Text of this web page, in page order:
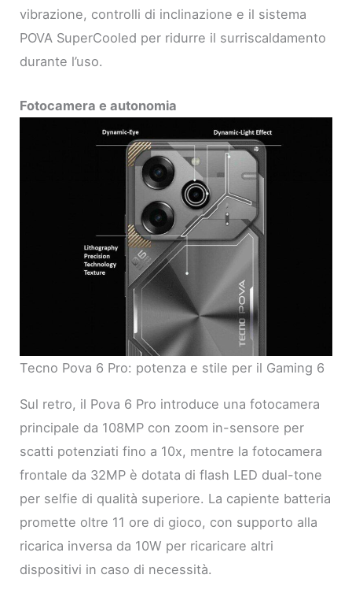
vibrazione, controlli di inclinazione e il sistema
POVA SuperCooled per ridurre il surriscaldamento
durante l’uso.
Fotocamera e autonomia
Tecno Pova 6 Pro: potenza e stile per il Gaming 6
Sul retro, il Pova 6 Pro introduce una fotocamera
principale da 108MP con zoom in-sensore per
scatti potenziati fino a 10x, mentre la fotocamera
frontale da 32MP è dotata di flash LED dual-tone
per selfie di qualità superiore. La capiente batteria
promette oltre 11 ore di gioco, con supporto alla
ricarica inversa da 10W per ricaricare altri
dispositivi in caso di necessità.